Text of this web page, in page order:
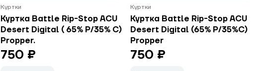
Куртки
Куртка Battle Rip-Stop ACU
Desert Digital ( 65% P/35% C)
Propper.
750 ₽
Куртки
Куртка Battle Rip-Stop ACU
Desert Digital (65% P/35%C)
Propper
750 ₽